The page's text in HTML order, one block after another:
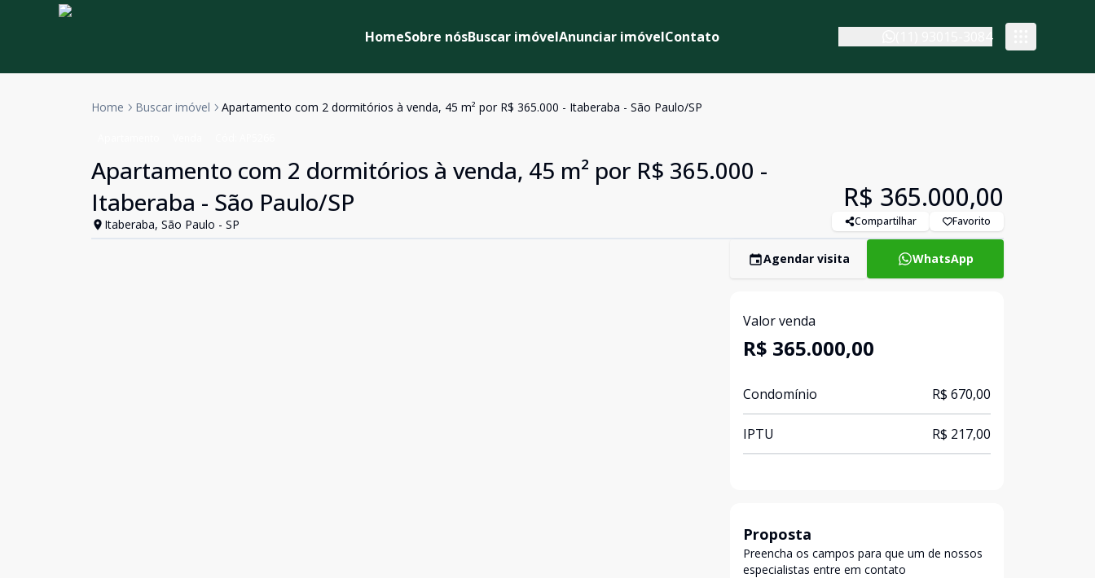
HomeSobre nósBuscar imóvelAnunciar imóvelContato
Home Buscar imóvel Apartamento com 2 dormitórios à venda, 45 m² por R$ 365.000 - Itaberaba - São Paulo/SP
Apartamento com 2 dormitórios à venda, 45 m² por R$ 365.000 -
Itaberaba - São Paulo/SP
Itaberaba, São Paulo - SP
R$ 365.000,00
Compartilhar Favorito
Agendar visita WhatsApp
Valor venda
R$ 365.000,00
Condomínio R$ 670,00
IPTU R$ 217,00
Proposta
Preencha os campos para que um de nossos
especialistas entre em contato